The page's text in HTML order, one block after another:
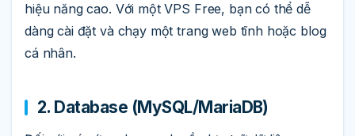
hiệu năng cao. Với một VPS Free, bạn có thể dễ
dàng cài đặt và chạy một trang web tĩnh hoặc blog
cá nhân.
2. Database (MySQL/MariaDB)